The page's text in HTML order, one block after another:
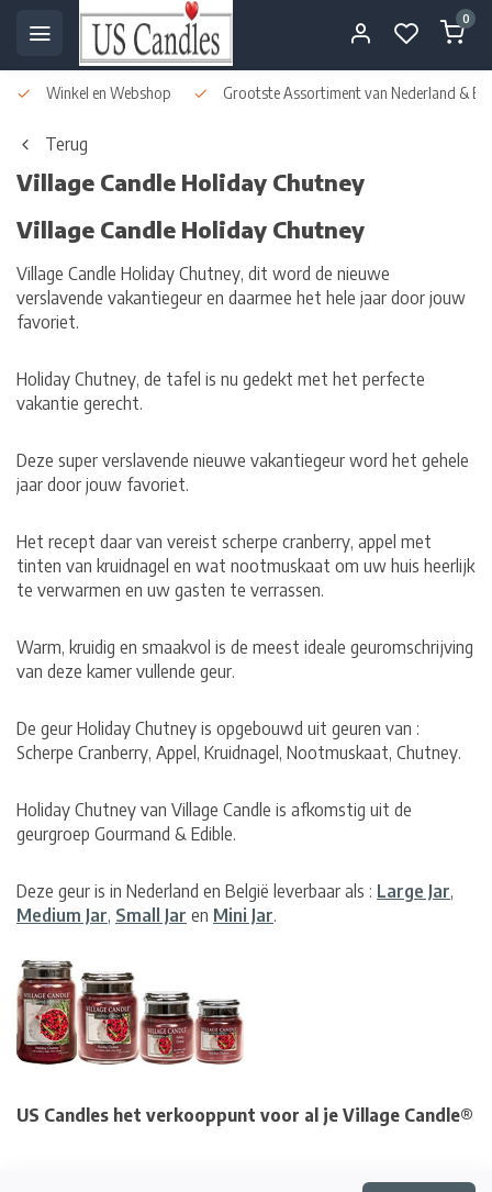
0
Winkel en Webshop Grootste Assortiment van Nederland &
Terug
Village Candle Holiday Chutney
Village Candle Holiday Chutney
Village Candle Holiday Chutney, dit word de nieuwe
verslavende vakantiegeur en daarmee het hele jaar door jouw
favoriet.
Holiday Chutney, de tafel is nu gedekt met het perfecte
vakantie gerecht.
Deze super verslavende nieuwe vakantiegeur word het gehele
jaar door jouw favoriet.
Het recept daar van vereist scherpe cranberry, appel met
tinten van kruidnagel en wat nootmuskaat om uw huis heerlijk
te verwarmen en uw gasten te verrassen.
Warm, kruidig en smaakvol is de meest ideale geuromschrijving
van deze kamer vullende geur.
De geur Holiday Chutney is opgebouwd uit geuren van :
Scherpe Cranberry, Appel, Kruidnagel, Nootmuskaat, Chutney.
Holiday Chutney van Village Candle is afkomstig uit de
geurgroep Gourmand & Edible.
Deze geur is in Nederland en België leverbaar als : Large Jar,
Medium Jar, Small Jar en Mini Jar.
US Candles het verkooppunt voor al je Village Candle®